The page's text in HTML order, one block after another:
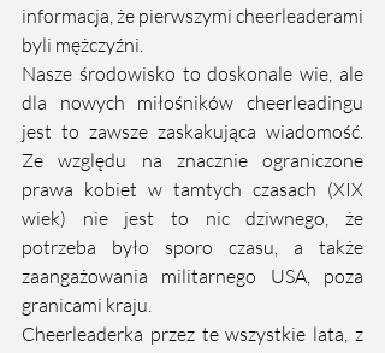
informacja, że pierwszymi cheerleaderami
byli mężczyźni.
Nasze środowisko to doskonale wie, ale
dla nowych miłośników cheerleadingu
jest to zawsze zaskakująca wiadomość.
Ze względu na znacznie ograniczone
prawa kobiet w tamtych czasach (XIX
wiek) nie jest to nic dziwnego, że
potrzeba było sporo czasu, a także
zaangażowania militarnego USA, poza
granicami kraju.
Cheerleaderka przez te wszystkie lata, z